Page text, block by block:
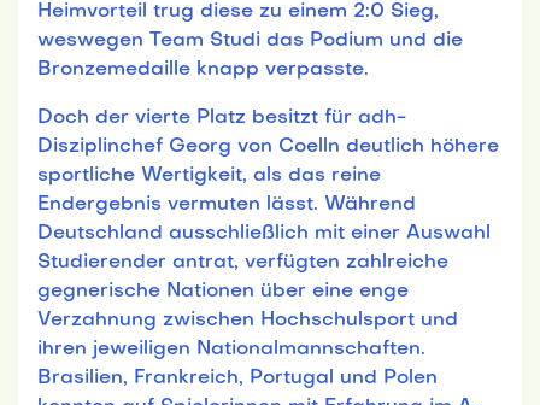
Heimvorteil trug diese zu einem 2:0 Sieg,
weswegen Team Studi das Podium und die
Bronzemedaille knapp verpasste.
Doch der vierte Platz besitzt für adh-
Disziplinchef Georg von Coelln deutlich höhere
sportliche Wertigkeit, als das reine
Endergebnis vermuten lässt. Während
Deutschland ausschließlich mit einer Auswahl
Studierender antrat, verfügten zahlreiche
gegnerische Nationen über eine enge
Verzahnung zwischen Hochschulsport und
ihren jeweiligen Nationalmannschaften.
Brasilien, Frankreich, Portugal und Polen